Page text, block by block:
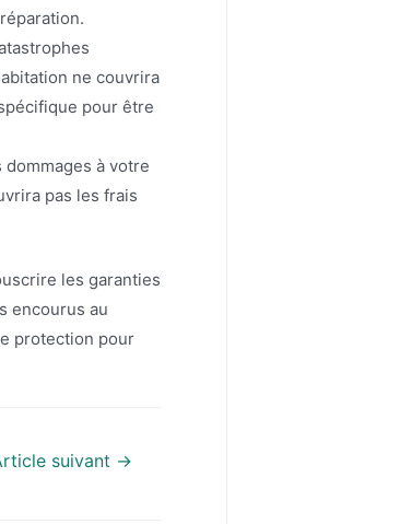
ne couvrira
pour être
à votre
pas les frais
les garanties
encourus au
protection pour
suivant →